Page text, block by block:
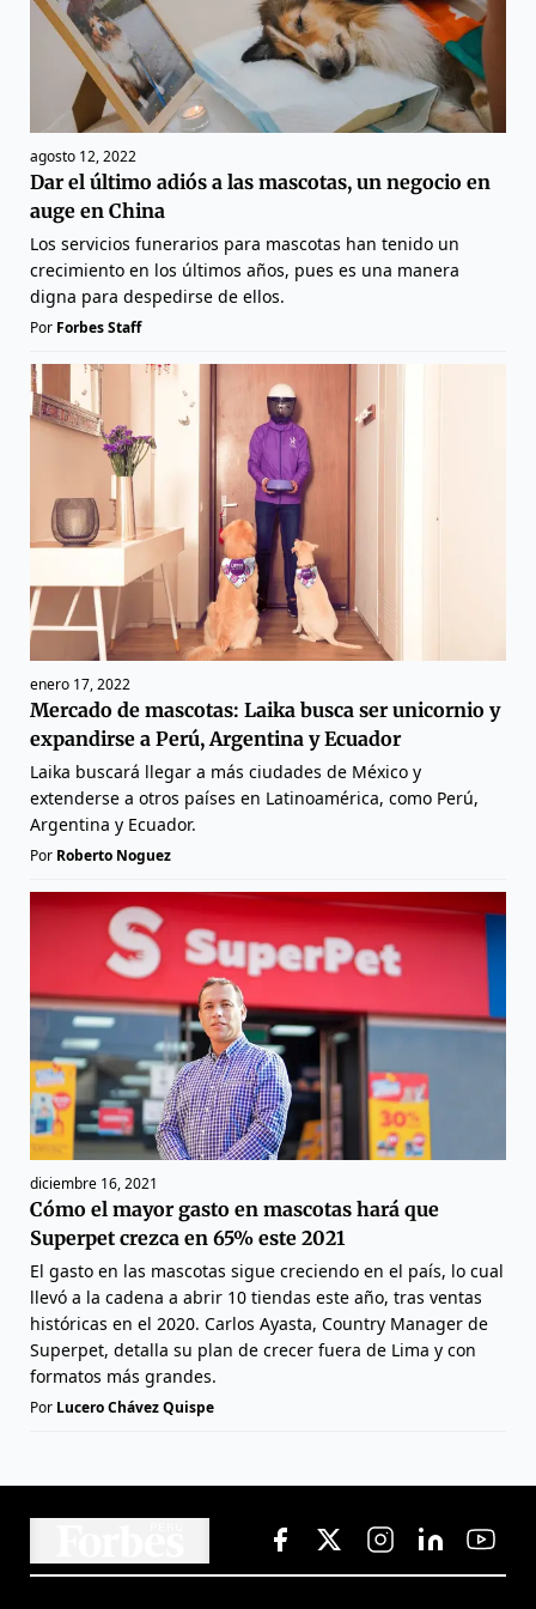
agosto 12, 2022
Dar el último adiós a las mascotas, un negocio en
auge en China
Los servicios funerarios para mascotas han tenido un
crecimiento en los últimos años, pues es una manera
digna para despedirse de ellos.
Por Forbes Staff
enero 17, 2022
Mercado de mascotas: Laika busca ser unicornio y
expandirse a Perú, Argentina y Ecuador
Laika buscará llegar a más ciudades de México y
extenderse a otros países en Latinoamérica, como Perú,
Argentina y Ecuador.
Por Roberto Noguez
diciembre 16, 2021
Cómo el mayor gasto en mascotas hará que
Superpet crezca en 65% este 2021
El gasto en las mascotas sigue creciendo en el país, lo cual
llevó a la cadena a abrir 10 tiendas este año, tras ventas
históricas en el 2020. Carlos Ayasta, Country Manager de
Superpet, detalla su plan de crecer fuera de Lima y con
formatos más grandes.
Por Lucero Chávez Quispe